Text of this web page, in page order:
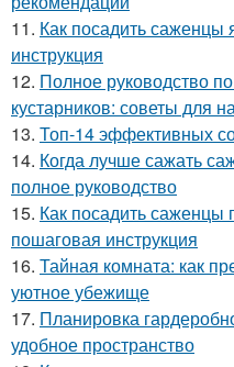
11. Как посадить саженцы
инструкция
12. Полное руководство
кустарников: советы для
13. Топ-14 эффективных
14. Когда лучше сажать
полное руководство
15. Как посадить саженцы
пошаговая инструкция
16. Тайная комната: как
уютное убежище
17. Планировка
удобное пространство